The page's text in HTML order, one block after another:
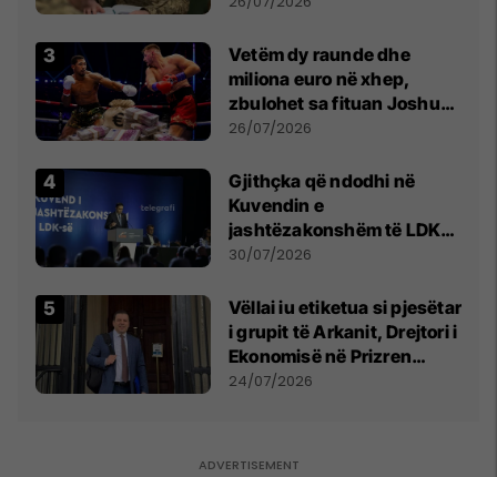
Vetëm dy raunde dhe
miliona euro në xhep,
zbulohet sa fituan Joshua
e Prenga
26/07/2026
Gjithçka që ndodhi në
Kuvendin e
jashtëzakonshëm të LDK-
së
30/07/2026
Vëllai iu etiketua si pjesëtar
i grupit të Arkanit, Drejtori i
Ekonomisë në Prizren
mohon pretendimet
24/07/2026